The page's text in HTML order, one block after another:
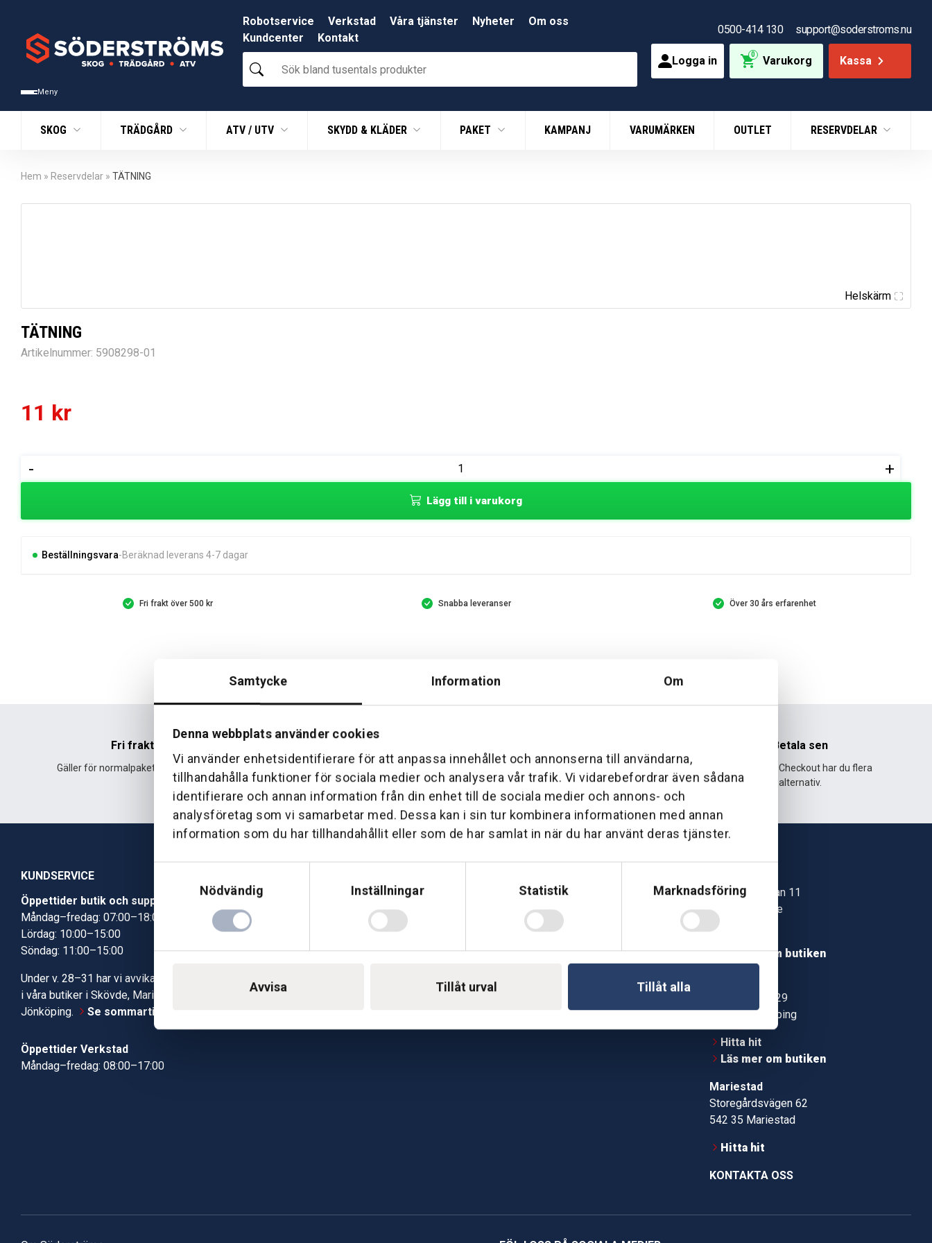
Samtycke Information Om
Denna webbplats använder cookies
Vi använder enhetsidentifierare för att anpassa innehållet och annonserna till användarna,
tillhandahålla funktioner för sociala medier och analysera vår trafik. Vi vidarebefordrar även sådana
identifierare och annan information från din enhet till de sociala medier och annons- och
analysföretag som vi samarbetar med. Dessa kan i sin tur kombinera informationen med annan
information som du har tillhandahållit eller som de har samlat in när du har använt deras tjänster.
Nödvändig
Inställningar Statistik Marknadsföring
Avvisa Tillåt urval Tillåt alla
Meny
Robotservice Verkstad Våra tjänster Nyheter
Om oss
Kundcenter
Kontakt
Sök
bland
produkter
0500-414 130 support@soderstroms.nu
Logga in 0 Varukorg Kassa
SKOG TRÄDGÅRD ATV / UTV SKYDD & KLÄDER PAKET KAMPANJ VARUMÄRKEN OUTLET RESERVDELAR
Hem » Reservdelar » TÄTNING
Helskärm
TÄTNING
Artikelnummer: 5908298-01
11 kr
-
mängd
+
Lägg till i varukorg
Beställningsvara Beräknad leverans 4-7 dagar
Fri frakt över 500 kr Snabba leveranser Över 30 års erfarenhet
Fri frakt
Gäller för normalpaket över 500 kr. Leverans fram till din dörr. Oavsett storlek.
sedan dess haft en god tillväxt.
Betala sen
Med Klarna Checkout har du flera
alternativ.
KUNDSERVICE
Öppettider butik och support
Måndag–fredag: 07:00–18:00
Lördag: 10:00–15:00
Söndag: 11:00–15:00
Under v. 28–31 har vi avvikande öppettider
i våra butiker i Skövde, Mariestad och
Jönköping.
Se sommartiderna här
Öppettider Verkstad
Måndag–fredag: 08:00–17:00
Butik Skövde
Butik Jönköping
Kundcenter
Robotservice
Verkstad
Telefon: 0500-414 130
Jonstorpsgatan 11
549 37 Skövde
Läs mer om butiken
Kämpevägen 29
553 02 Jönköping
Hitta hit
Läs mer om butiken
Mariestad
Storegårdsvägen 62
542 35 Mariestad
Hitta hit
KONTAKTA OSS